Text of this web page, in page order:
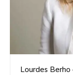
Lourdes